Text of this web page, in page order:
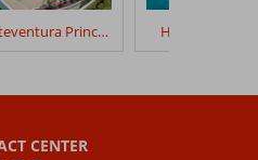
Fuerteventura Princess H10 Ocean
CENTER